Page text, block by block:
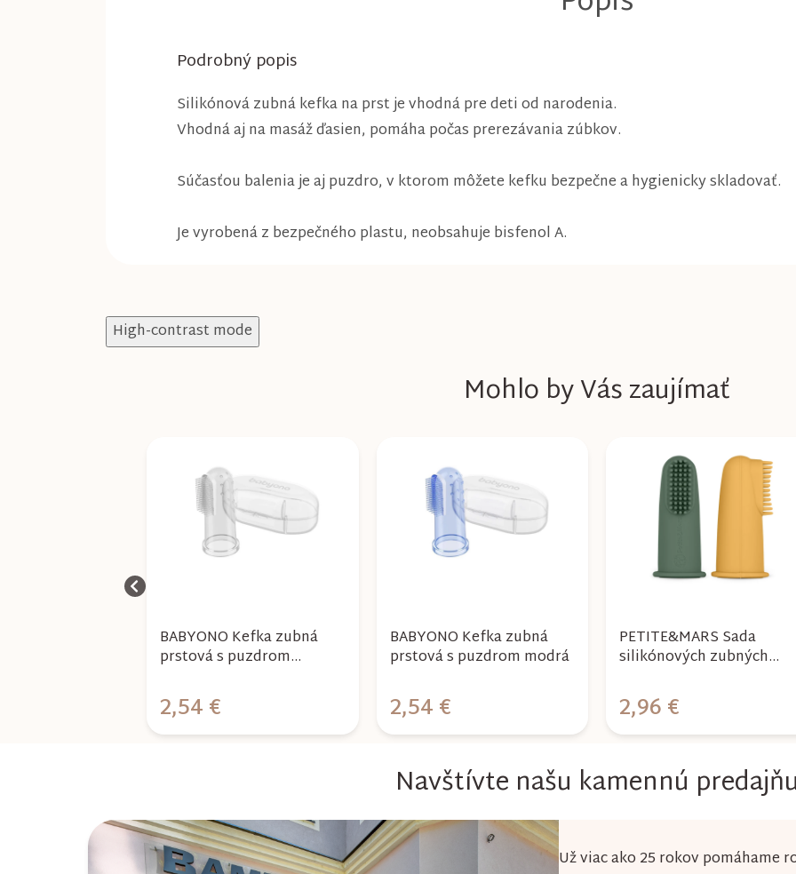
Podrobný popis
Silikónová zubná kefka na prst je vhodná pre deti od narodenia.
Vhodná aj na masáž ďasien, pomáha počas prerezávania zúbkov.
Súčasťou balenia je aj puzdro, v ktorom môžete kefku bezpečne a hygienicky skladovať.
Je vyrobená z bezpečného plastu, neobsahuje bisfenol A.
High-contrast mode
Mohlo by Vás zaujímať
BABYONO Kefka zubná
prstová s puzdrom
2,54 €
BABYONO Kefka zubná
prstová s puzdrom modrá
2,54 €
PETITE&MARS Sada
silikónových zubných
TAKE&MATCH
Ochre&Green 2 ks 0m+
2,96 €
Navštívte našu kamennú predajňu
Už viac ako 25 rokov pomáhame